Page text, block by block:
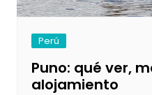
Perú
Puno: qué ver,
alojamiento